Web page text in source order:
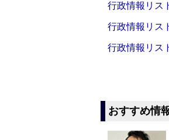
行政情報リ
行政情報リ
行政情報リ
おすすめ情